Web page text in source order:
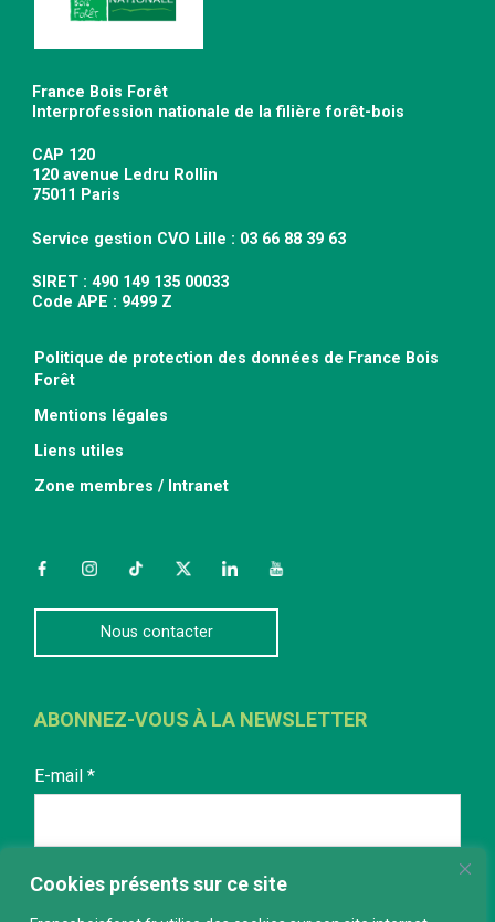
Cookies présents sur ce site
France Bois Forêt
Interprofession nationale de la filière forêt-bois
CAP 120
120 avenue Ledru Rollin
75011 Paris
Service gestion CVO Lille : 03 66 88 39 63
SIRET : 490 149 135 00033
Code APE : 9499 Z
Politique de protection des données de France Bois
Forêt
Mentions légales
Liens utiles
Zone membres / Intranet
FacebookInstagramTikTokTwitterLinkedInYouTube
Nous contacter
ABONNEZ-VOUS À LA NEWSLETTER
E-mail *